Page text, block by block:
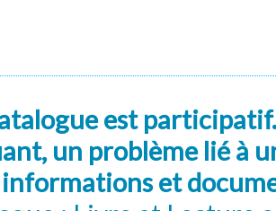
est
un problème lié à
informations et